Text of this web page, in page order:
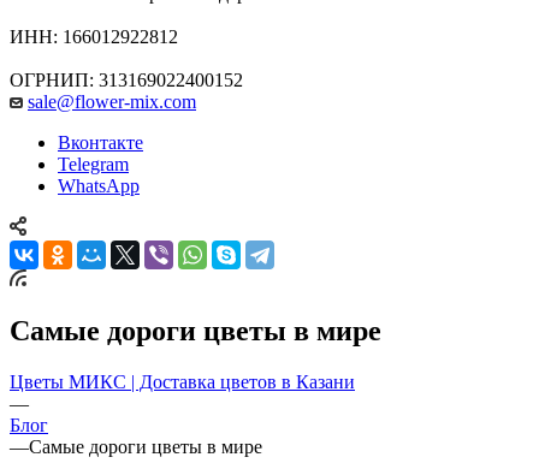
ИНН: 166012922812
ОГРНИП: 313169022400152
sale@flower-mix.com
Вконтакте
Telegram
WhatsApp
Самые дороги цветы в мире
Цветы МИКС | Доставка цветов в Казани
—
Блог
—Самые дороги цветы в мире